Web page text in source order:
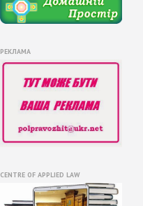
РЕКЛАМА
CENTRE OF APPLIED LAW